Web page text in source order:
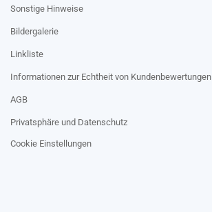
Sonstige Hinweise
Bildergalerie
Linkliste
Informationen zur Echtheit von Kundenbewertungen
AGB
Privatsphäre und Datenschutz
Cookie Einstellungen